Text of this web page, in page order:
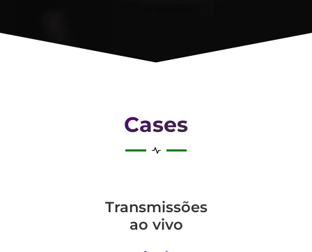
Cases
Transmis­sões
ao vivo